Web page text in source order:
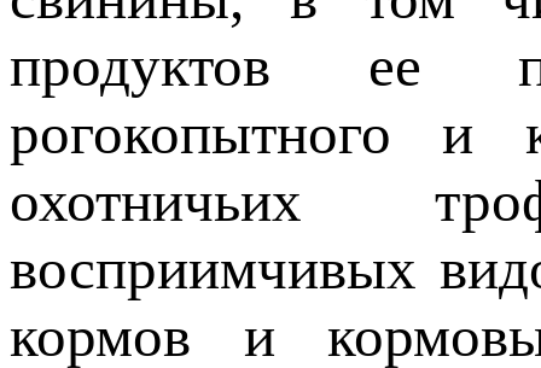
продуктов ее
рогокопытного и
охотничьих
восприимчивых
кормов и